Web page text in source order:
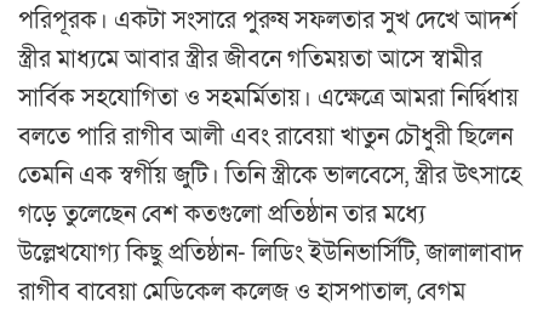
পরিপূরক। একটা সংসারে পুরুষ সফলতার সুখ দেখে আদর্শ
স্ত্রীর মাধ্যমে আবার স্ত্রীর জীবনে গতিময়তা আসে স্বামীর
সার্বিক সহযোগিতা ও সহমর্মিতায়। এক্ষেত্রে আমরা নির্দ্বিধায়
বলতে পারি রাগীব আলী এবং রাবেয়া খাতুন চৌধুরী ছিলেন
তেমনি এক স্বর্গীয় জুটি। তিনি স্ত্রীকে ভালবেসে, স্ত্রীর উৎসাহে
গড়ে তুলেছেন বেশ কতগুলো প্রতিষ্ঠান তার মধ্যে
উল্লেখযোগ্য কিছু প্রতিষ্ঠান- লিডিং ইউনিভার্সিটি, জালালাবাদ
রাগীব বাবেয়া মেডিকেল কলেজ ও হাসপাতাল, বেগম